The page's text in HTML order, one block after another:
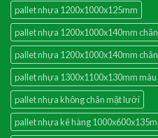
pallet nhựa 1200x1000x125mm
pallet nhựa 1200x1000x140mm
pallet nhựa 1200x1000x140mm
pallet nhựa 1300x1100x130mm
pallet nhựa không chân mặt lưới
pallet nhựa kê hàng